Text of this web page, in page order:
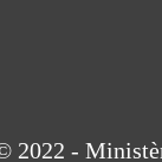
2022 -